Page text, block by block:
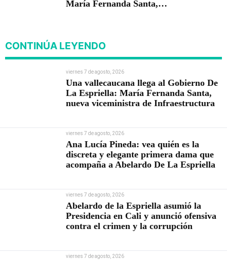
María Fernanda Santa,
CONTINÚA LEYENDO
viernes 7 de agosto, 2026
Una vallecaucana llega al Gobierno De
La Espriella: María Fernanda Santa,
nueva viceministra de Infraestructura
viernes 7 de agosto, 2026
Ana Lucía Pineda: vea quién es la
discreta y elegante primera dama que
acompaña a Abelardo De La Espriella
viernes 7 de agosto, 2026
Abelardo de la Espriella asumió la
Presidencia en Cali y anunció ofensiva
contra el crimen y la corrupción
viernes 7 de agosto, 2026